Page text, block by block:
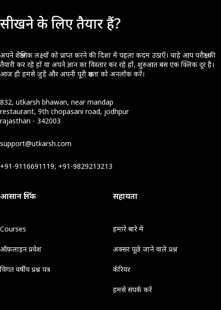
सीखने के लिए तैयार हैं?
अपने शैक्षणिक लक्ष्यों को प्राप्त करने की दिशा में पहला कदम उठाएँ। चाहे आप परीक्षा की
तैयारी कर रहे हों या अपने ज्ञान का विस्तार कर रहे हों, शुरुआत बस एक क्लिक दूर है।
आज ही हमसे जुड़ें और अपनी पूरी क्षमता को अनलॉक करें।
832, utkarsh bhawan, near mandap
restaurant, 9th chopasani road, jodhpur
rajasthan - 342003
support@utkarsh.com
+91-9116691119, +91-9829213213
आसान लिंक
Courses
ऑफ़लाइन प्रवेश
विगत वर्षीय प्रश्न पत्र
सहायता
हमारे बारे में
अक्सर पूछे जाने वाले प्रश्न
कॅरियर
हमसे संपर्क करें